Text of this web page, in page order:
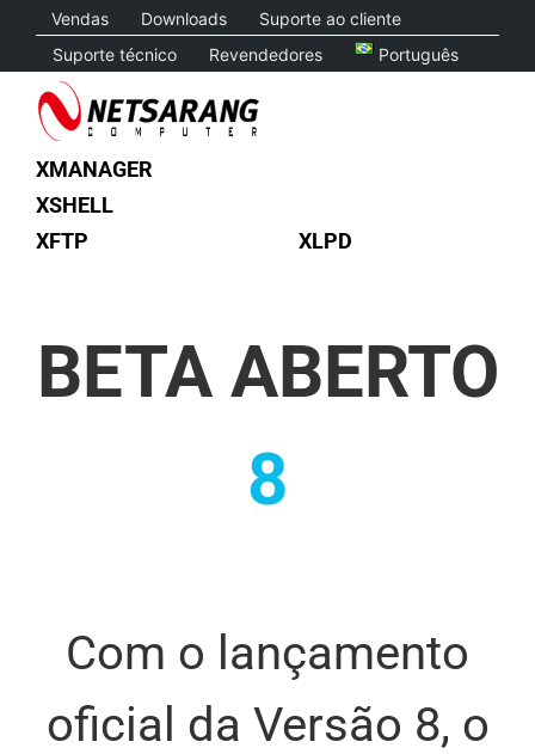
content
Vendas Downloads
Suporte ao cliente
Suporte técnico
Revendedores Português
XMANAGER
XSHELL
XFTP
XLPD
BETA ABERTO
8
Com o lançamento
oficial da Versão 8, o